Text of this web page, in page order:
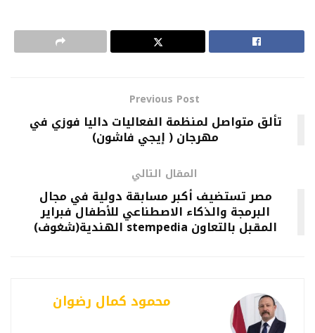
Previous Post
تألق متواصل لمنظمة الفعاليات داليا فوزي في
مهرجان ( إيجي فاشون)
المقال التالي
مصر تستضيف أكبر مسابقة دولية في مجال
البرمجة والذكاء الاصطناعي للأطفال فبراير
المقبل بالتعاون stempedia الهندية(شغوف)
محمود كمال رضوان